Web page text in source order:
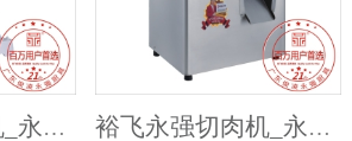
裕飞永强搅拌机_永强打蛋机 裕飞永强切肉机_永强绞肉切肉一体机